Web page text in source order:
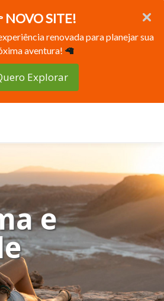
NOVO SITE!
renovada para planejar sua
aventura! 🦙
Explorar
e